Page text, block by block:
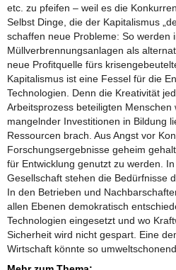
etc. zu pfeifen – weil es die
Selbst Dinge, die der Kapitalismus
schaffen neue Probleme: So werden
Müllverbrennungsanlagen als
neue Profitquelle fürs
Kapitalismus ist eine Fessel für die
Technologien. Denn die Kreativität
Arbeitsprozess beteiligten
mangelnder Investitionen in Bildung
Ressourcen brach. Aus Angst vor
Forschungsergebnisse geheim
für Entwicklung genutzt zu werden.
Gesellschaft stehen die Bedürfnisse
In den Betrieben und
allen Ebenen demokratisch
Technologien eingesetzt und wo
Sicherheit wird nicht gespart. Eine
Wirtschaft könnte so